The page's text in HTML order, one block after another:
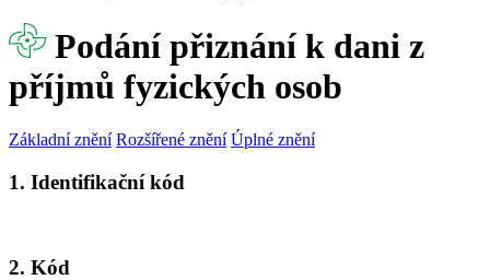
Podání přiznání k dani z
příjmů fyzických osob
Základní znění Rozšířené znění Úplné znění
1. Identifikační kód
2. Kód